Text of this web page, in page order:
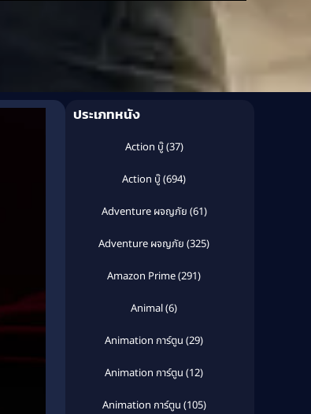
ประเภทหนัง
Action บู๊(37)
Action บู๊(694)
Adventure ผจญภัย (61)
Adventure ผจญภัย (325)
Amazon Prime(291)
Animal(6)
Animation การ์ตูน (29)
Animation การ์ตูน (12)
Animation การ์ตูน (105)